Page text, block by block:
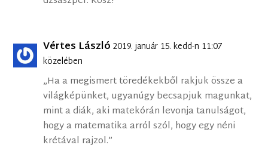
Vértes László 2019. január 15. kedd-n 11:07
közelében
„Ha a megismert töredékekből rakjuk össze a
világképünket, ugyanúgy becsapjuk magunkat,
mint a diák, aki matekórán levonja tanulságot,
hogy a matematika arról szól, hogy egy néni
krétával rajzol.”